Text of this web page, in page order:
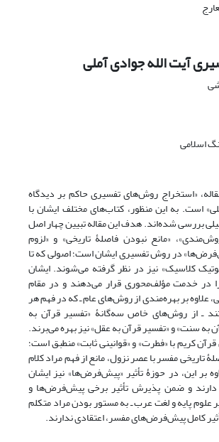
آیت الله جوادی آملی
اسلامی
«استخراج روش‌های تفسیری حاکم بر دیدگاه
است. به این منظور، کتاب‌های مختلف ایشان با
بررسی شده‌اند. هدف این مقاله تبیین چهار اصل
«مانع نبودن فاصلۀ تاریخی» و «لزوم
در روش تفسیری ایشان است؛ اصولی که تا
کلاسیک» نیز در نظر گرفته می‌شوند. ایشان
خدمت مؤلف‌محوری قرار می‌دهند و در مقام
علاوه بر بهره‌مندی از روش‌های عام ـ که در فهم هر
ـ از روش‌های خاص سه‌گانۀ «تفسیر قرآن به
به سنت» و «تفسیر قرآن به عقل» نیز بهره‌ می‌برند.
قرآن کریم با «فطرت» و «قوانینی ثابت» منطبق است؛
تاریخی مفسر با عصر نزول، مانع از فهم مراد کلام
بر این، در حوزۀ تأثیر «پیش‌فرض‌ها» نیز ایشان
دارند و ضمن پذیرش تأثیر برخی پیش‌فرض‌ها و
علوم پایه و لغت عرب ـ به مستور بودن مراد متکلم
کامل پیش‌فرض‌های مفسر، اعتقادی ندارند.